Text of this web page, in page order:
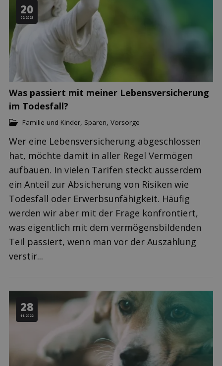
20
02.2023
Was passiert mit meiner Lebensversicherung
im Todesfall?
Familie und Kinder, Sparen, Vorsorge
Wer eine Lebensversicherung abgeschlossen
hat, möchte damit in aller Regel Vermögen
aufbauen. In vielen Tarifen steckt ausserdem
ein Anteil zur Absicherung von Risiken wie
Todesfall oder Erwerbsunfähigkeit. Häufig
werden wir aber mit der Frage konfrontiert,
was eigentlich mit dem vermögensbildenden
Teil passiert, wenn man vor der Auszahlung
verstir...
28
11.2022